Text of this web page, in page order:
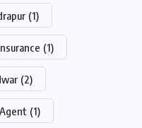
(1)
(1)
(2)
(1)